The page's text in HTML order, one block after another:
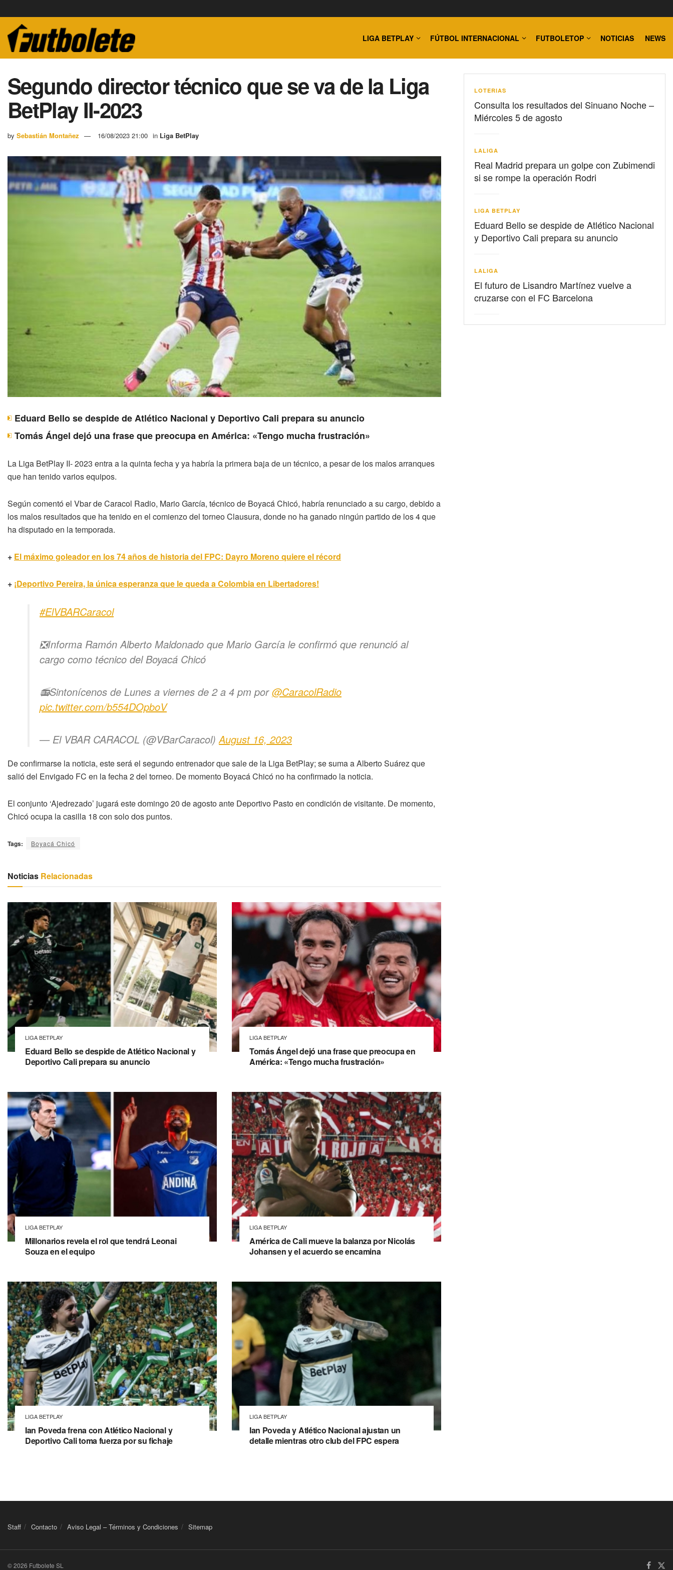
LIGA BETPLAY FÚTBOL INTERNACIONAL FUTBOLETOP NOTICIAS NEWS
Segundo director técnico que se va de la Liga
BetPlay II-2023
by Sebastián Montañez 16/08/2023 21:00 in Liga BetPlay
Eduard Bello se despide de Atlético Nacional y Deportivo Cali prepara su anuncio
Tomás Ángel dejó una frase que preocupa en América: «Tengo mucha frustración»
La Liga BetPlay II- 2023 entra a la quinta fecha y ya habría la primera baja de un técnico, a pesar de los malos arranques
que han tenido varios equipos.
Según comentó el Vbar de Caracol Radio, Mario García, técnico de Boyacá Chicó, habría renunciado a su cargo, debido a
los malos resultados que ha tenido en el comienzo del torneo Clausura, donde no ha ganado ningún partido de los 4 que
ha disputado en la temporada.
+ El máximo goleador en los 74 años de historia del FPC: Dayro Moreno quiere el récord
+ ¡Deportivo Pereira, la única esperanza que le queda a Colombia en Libertadores!
#ElVBARCaracol
❎Informa Ramón Alberto Maldonado que Mario García le confirmó que renunció al
cargo como técnico del Boyacá Chicó
📻Sintonícenos de Lunes a viernes de 2 a 4 pm por@CaracolRadio
pic.twitter.com/b554DOpboV
— El VBAR CARACOL (@VBarCaracol)August 16, 2023
De confirmarse la noticia, este será el segundo entrenador que sale de la Liga BetPlay; se suma a Alberto Suárez que
salió del Envigado FC en la fecha 2 del torneo. De momento Boyacá Chicó no ha confirmado la noticia.
El conjunto ‘Ajedrezado’ jugará este domingo 20 de agosto ante Deportivo Pasto en condición de visitante. De momento,
Chicó ocupa la casilla 18 con solo dos puntos.
Tags: Boyacá Chicó
Noticias Relacionadas
LIGA BETPLAY
Eduard Bello se despide de Atlético Nacional y
Deportivo Cali prepara su anuncio
LIGA BETPLAY
Tomás Ángel dejó una frase que preocupa en
América: «Tengo mucha frustración»
LIGA BETPLAY
Millonarios revela el rol que tendrá Leonai
Souza en el equipo
LIGA BETPLAY
América de Cali mueve la balanza por Nicolás
Johansen y el acuerdo se encamina
LIGA BETPLAY
Ian Poveda frena con Atlético Nacional y
Deportivo Cali toma fuerza por su fichaje
LIGA BETPLAY
Ian Poveda y Atlético Nacional ajustan un
detalle mientras otro club del FPC espera
LOTERIAS
Consulta los resultados del Sinuano Noche –
Miércoles 5 de agosto
LALIGA
Real Madrid prepara un golpe con Zubimendi
si se rompe la operación Rodri
LIGA BETPLAY
Eduard Bello se despide de Atlético Nacional
y Deportivo Cali prepara su anuncio
LALIGA
El futuro de Lisandro Martínez vuelve a
cruzarse con el FC Barcelona
Staff Contacto Aviso Legal – Términos y Condiciones Sitemap
© 2026 Futbolete SL